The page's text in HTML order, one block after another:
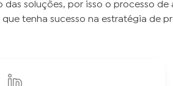
soluções, por isso o processo de
tenha sucesso na estratégia de